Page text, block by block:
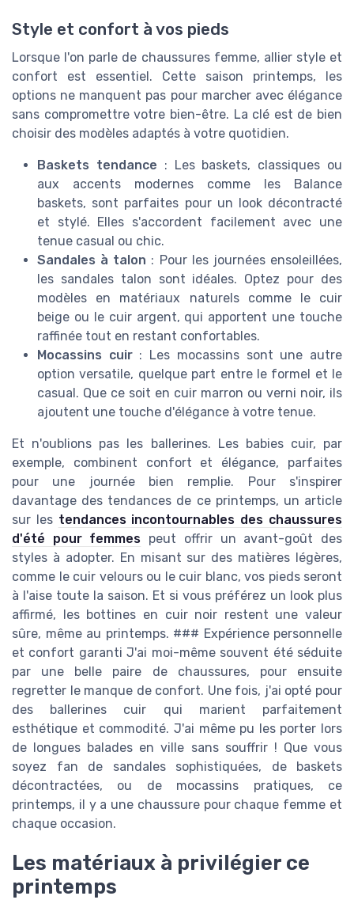
Style et confort à vos pieds
Lorsque l'on parle de chaussures femme, allier style et
confort est essentiel. Cette saison printemps, les
options ne manquent pas pour marcher avec élégance
sans compromettre votre bien-être. La clé est de bien
choisir des modèles adaptés à votre quotidien.
Baskets tendance : Les baskets, classiques ou
aux accents modernes comme les Balance
baskets, sont parfaites pour un look décontracté
et stylé. Elles s'accordent facilement avec une
tenue casual ou chic.
Sandales à talon : Pour les journées ensoleillées,
les sandales talon sont idéales. Optez pour des
modèles en matériaux naturels comme le cuir
beige ou le cuir argent, qui apportent une touche
raffinée tout en restant confortables.
Mocassins cuir: Les mocassins sont une autre
option versatile, quelque part entre le formel et le
casual. Que ce soit en cuir marron ou verni noir, ils
ajoutent une touche d'élégance à votre tenue.
Et n'oublions pas les ballerines. Les babies cuir, par
exemple, combinent confort et élégance, parfaites
pour une journée bien remplie. Pour s'inspirer
davantage des tendances de ce printemps, un article
sur les tendances incontournables des chaussures
d'été pour femmes peut offrir un avant-goût des
styles à adopter. En misant sur des matières légères,
comme le cuir velours ou le cuir blanc, vos pieds seront
à l'aise toute la saison. Et si vous préférez un look plus
affirmé, les bottines en cuir noir restent une valeur
sûre, même au printemps. ### Expérience personnelle
et confort garanti J'ai moi-même souvent été séduite
par une belle paire de chaussures, pour ensuite
regretter le manque de confort. Une fois, j'ai opté pour
des ballerines cuir qui marient parfaitement
esthétique et commodité. J'ai même pu les porter lors
de longues balades en ville sans souffrir ! Que vous
soyez fan de sandales sophistiquées, de baskets
décontractées, ou de mocassins pratiques, ce
printemps, il y a une chaussure pour chaque femme et
chaque occasion.
Les matériaux à privilégier ce
printemps